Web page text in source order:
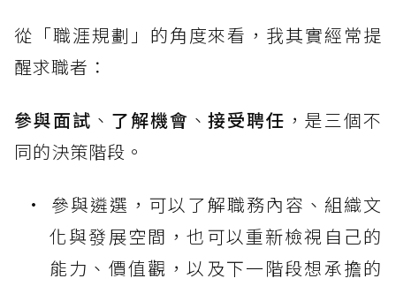
從「職涯規劃」的角度來看，我其實經常提
醒求職者：
參與面試 、 了解機會 、接受聘任 ，是三個不
同的決策階段。
參與遴選，可以了解職務內容、組織文
化與發展空間，也可以重新檢視自己的
能力、價值觀，以及下一階段想承擔的